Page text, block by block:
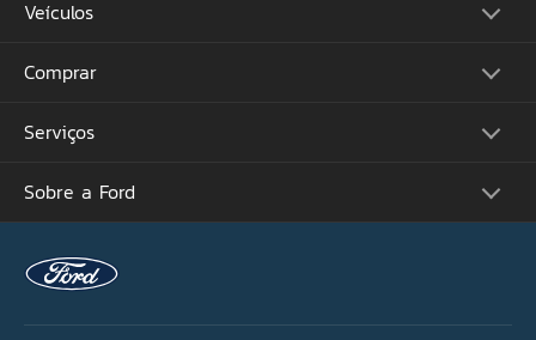
Por que não encontrou
mais de uma opção.
Veículos
Picapes
Suvs
Performance
Comprar
Monte o Seu
Ofertas
Concessionárias
Acessórios Ford
Serviços Financeiros
Simule seu Financiamento
Plano Ford Sempre
Serviços
Atualização Sync
Proprietários
Recall
Ford Protect
Sobre a Ford
Carreiras
Programa de Estágio
Ford Global
Notícias